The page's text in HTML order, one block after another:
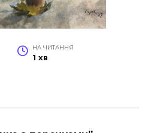
НА ЧИТАННЯ
1 хв